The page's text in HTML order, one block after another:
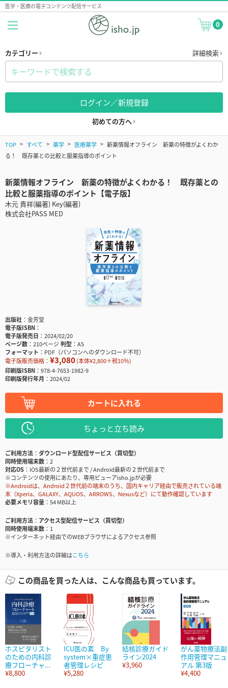
医学・医療の電子コンテンツ配信サービス
0
カテゴリー 詳細検索
ログイン／新規登録
初めての方へ
TOP すべて 薬学 医療薬学
新薬情報オフライン 新薬の特徴がよくわか
る！ 既存薬との比較と服薬指導のポイント
新薬情報オフライン 新薬の特徴がよくわかる！ 既存薬との
比較と服薬指導のポイント【電子版】
木元 貴祥(編著) Key(編著)
株式会社PASS MED
出版社
金芳堂
電子版ISBN
電子版発売日
2024/02/20
ページ数
210ページ判型
A5
フォーマット
PDF（パソコンへのダウンロード不可）
電子版販売価格： ¥3,080(本体¥2,800＋税10％)
印刷版ISBN
978-4-7653-1982-9
印刷版発行年月
2024/02
カートに入れる
ちょっと立ち読み
ご利用方法
ダウンロード型配信サービス（買切型）
同時使用端末数
2
対応OS
iOS最新の２世代前まで / Android最新の２世代前まで
※コンテンツの使用にあたり、専用ビューアisho.jpが必要
※Androidは、Android２世代前の端末のうち、国内キャリア経由で販売されている端
末（Xperia、GALAXY、AQUOS、ARROWS、Nexusなど）にて動作確認しています
必要メモリ容量
54 MB以上
ご利用方法
アクセス型配信サービス（買切型）
同時使用端末数
1
※インターネット経由でのWEBブラウザによるアクセス参照
※導入・利用方法の詳細はこちら
この商品を買った人は、こんな商品も買っています。
ホスピタリスト
のための内科診
療フローチャ...
¥8,800
ICU医の素 By
system×重症患
者管理レシピ
¥5,280
結核診療ガイド
ライン2024
¥3,960
がん薬物療法副
作用管理マニュ
アル 第3版
¥4,400